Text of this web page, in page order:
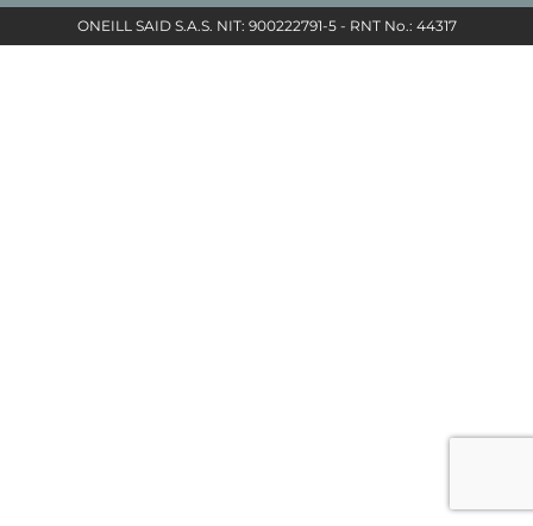
ONEILL SAID S.A.S. NIT: 900222791-5 - RNT No.: 44317